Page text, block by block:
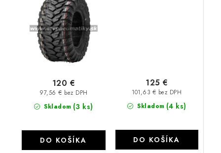
Skladom (3 ks)
97,56 € bez DPH
120 €
DO KOŠÍKA
Skladom (4 ks)
101,63 € bez DPH
125 €
DO KOŠÍKA